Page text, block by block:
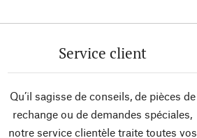
Service client
Qu’il sagisse de conseils, de pièces de
rechange ou de demandes spéciales,
notre service clientèle traite toutes vos